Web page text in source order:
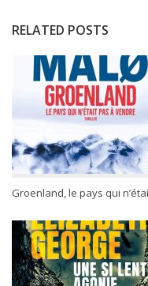
RELATED POSTS
Groenland, le pays qui